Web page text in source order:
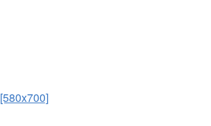
[580x700]